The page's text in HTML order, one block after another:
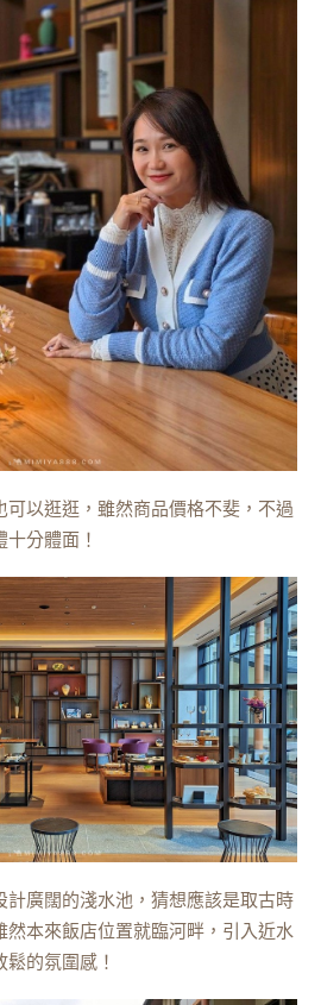
可以逛逛，雖然商品價格不斐，不過
分體面！
計廣闊的淺水池，猜想應該是取古時
然本來飯店位置就臨河畔，引入近水
的氛圍感！